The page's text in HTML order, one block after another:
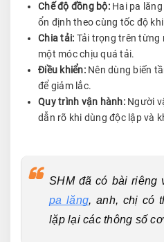
Chế độ đồng bộ:Hai pa lăng
ổn định theo cùng tốc độ
Chia tải: Tải trọng trên từng
một móc chịu quá tải.
Điều khiển:Nên dùng biến
để giảm lắc.
Quy trình vận hành:Người
dẫn rõ khi dùng độc lập và
SHM đã có bài riêng
pa lăng, anh, chị có
lặp lại các thông số